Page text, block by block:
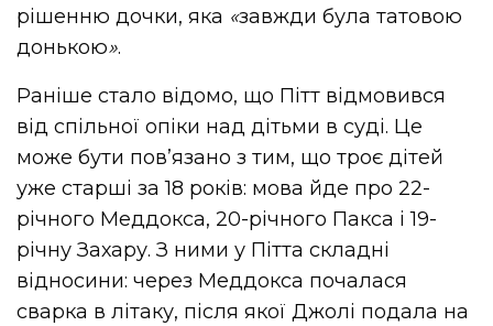
рішенню дочки, яка «завжди була татовою
донькою».
Раніше стало відомо, що Пітт відмовився
від спільної опіки над дітьми в суді. Це
може бути пов’язано з тим, що троє дітей
уже старші за 18 років: мова йде про 22-
річного Меддокса, 20-річного Пакса і 19-
річну Захару. З ними у Пітта складні
відносини: через Меддокса почалася
сварка в літаку, після якої Джолі подала на